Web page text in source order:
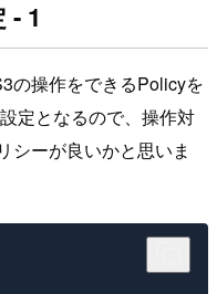
- 1
の操作をできるPolicyを
定となるので、操作対
シーが良いかと思いま